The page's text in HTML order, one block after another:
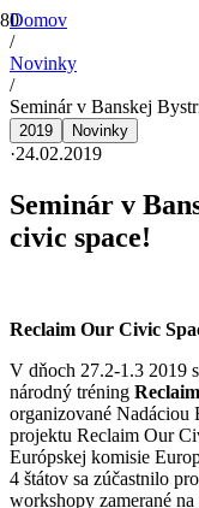
Domov
/
Novinky
/
Seminár v Banskej
2019 Novinky
·24.02.2019
Seminár v
civic space!
Reclaim Our Civic
V dňoch 27.2-1.3 2019
národný tréning
organizované Nadáciou
projektu Reclaim Our
Európskej komisie
4 štátov sa zúčastnilo
workshopy zamerané